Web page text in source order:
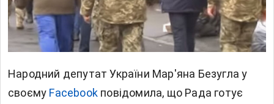
Народний депутат України Мар'яна Безугла у
своєму Facebook повідомила, що Рада готує